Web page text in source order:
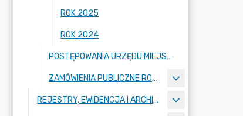
ROK 2025
ROK 2024
POSTĘPOWANIA URZĘDU MIEJSKIEGO W STĄPORKOWIE PONIŻEJ 170 000 NETTO
ZAMÓWIENIA PUBLICZNE ROZSTRZYGNIĘTE
REJESTRY, EWIDENCJA I ARCHIWA